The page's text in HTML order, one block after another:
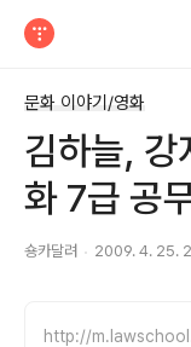
문화 이야기/영화
김하늘, 강
화 7급 공
숑카달려 2009. 4. 25.
http://